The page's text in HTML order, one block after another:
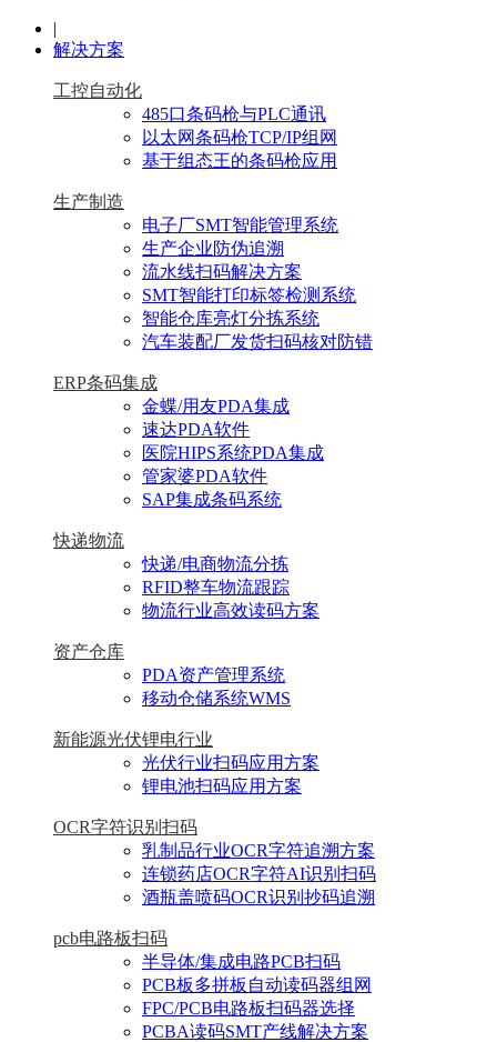
|
解决方案
工控自动化
485口条码枪与PLC通讯
以太网条码枪TCP/IP组网
基于组态王的条码枪应用
生产制造
电子厂SMT智能管理系统
生产企业防伪追溯
流水线扫码解决方案
SMT智能打印标签检测系统
智能仓库亮灯分拣系统
汽车装配厂发货扫码核对防错
ERP条码集成
金蝶/用友PDA集成
速达PDA软件
医院HIPS系统PDA集成
管家婆PDA软件
SAP集成条码系统
快递物流
快递/电商物流分拣
RFID整车物流跟踪
物流行业高效读码方案
资产仓库
PDA资产管理系统
移动仓储系统WMS
新能源光伏锂电行业
光伏行业扫码应用方案
锂电池扫码应用方案
OCR字符识别扫码
乳制品行业OCR字符追溯方案
连锁药店OCR字符AI识别扫码
酒瓶盖喷码OCR识别抄码追溯
pcb电路板扫码
半导体/集成电路PCB扫码
PCB板多拼板自动读码器组网
FPC/PCB电路板扫码器选择
PCBA读码SMT产线解决方案